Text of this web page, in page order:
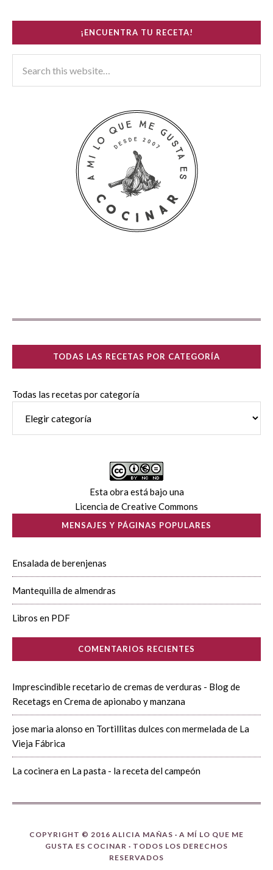
¡ENCUENTRA TU RECETA!
TODAS LAS RECETAS POR CATEGORÍA
Todas las recetas por categoría
Esta obra está bajo una
Licencia de Creative Commons
MENSAJES Y PÁGINAS POPULARES
Ensalada de berenjenas
Mantequilla de almendras
Libros en PDF
COMENTARIOS RECIENTES
Imprescindible recetario de cremas de verduras - Blog de
Recetags enCrema de apionabo y manzana
jose maria alonso en Tortillitas dulces con mermelada de La
Vieja Fábrica
La cocineraen La pasta - la receta del campeón
COPYRIGHT © 2016 ALICIA MAÑAS · A MÍ LO QUE ME
GUSTA ES COCINAR · TODOS LOS DERECHOS
RESERVADOS